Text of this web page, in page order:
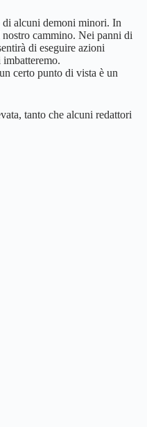
di alcuni demoni minori. In
cammino. Nei panni di
di eseguire azioni
certo punto di vista è un
tanto che alcuni redattori